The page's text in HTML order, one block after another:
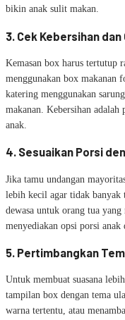
bikin anak sulit makan.
3. Cek Kebersihan
Kemasan box harus tertutup
menggunakan box makanan
katering menggunakan
makanan. Kebersihan
anak.
4. Sesuaikan Porsi
Jika tamu undangan
lebih kecil agar tidak banyak
dewasa untuk orang tua
menyediakan opsi porsi anak
5. Pertimbangkan
Untuk membuat suasana
tampilan box dengan tema
warna tertentu, atau